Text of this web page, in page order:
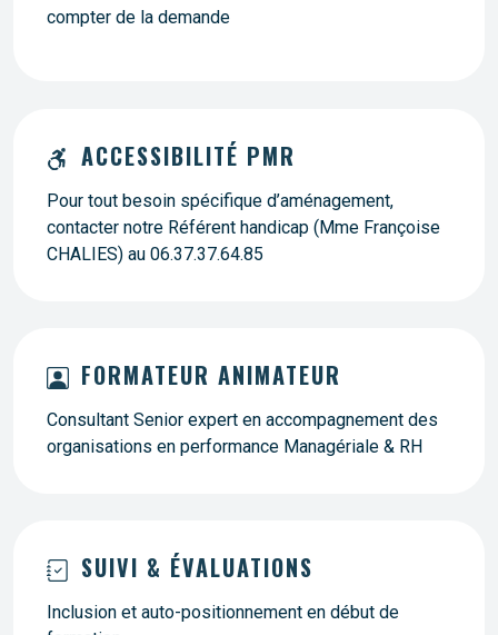
compter de la demande
ACCESSIBILITÉ PMR
Pour tout besoin spécifique d’aménagement,
contacter notre Référent handicap (Mme Françoise
CHALIES) au 06.37.37.64.85
FORMATEUR ANIMATEUR
Consultant Senior expert en accompagnement des
organisations en performance Managériale & RH
SUIVI & ÉVALUATIONS
Inclusion et auto-positionnement en début de